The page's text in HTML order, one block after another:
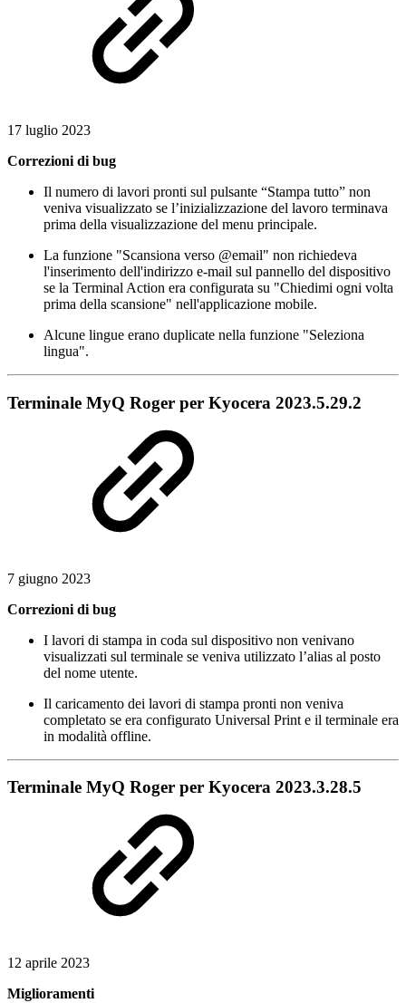
17 luglio 2023
Correzioni di bug
Il numero di lavori pronti sul pulsante “Stampa tutto” non
veniva visualizzato se l’inizializzazione del lavoro terminava
prima della visualizzazione del menu principale.
La funzione "Scansiona verso @email" non richiedeva
l'inserimento dell'indirizzo e-mail sul pannello del dispositivo
se la Terminal Action era configurata su "Chiedimi ogni volta
prima della scansione" nell'applicazione mobile.
Alcune lingue erano duplicate nella funzione "Seleziona
lingua".
Terminale MyQ Roger per Kyocera 2023.5.29.2
7 giugno 2023
Correzioni di bug
I lavori di stampa in coda sul dispositivo non venivano
visualizzati sul terminale se veniva utilizzato l’alias al posto
del nome utente.
Il caricamento dei lavori di stampa pronti non veniva
completato se era configurato Universal Print e il terminale era
in modalità offline.
Terminale MyQ Roger per Kyocera 2023.3.28.5
12 aprile 2023
Miglioramenti